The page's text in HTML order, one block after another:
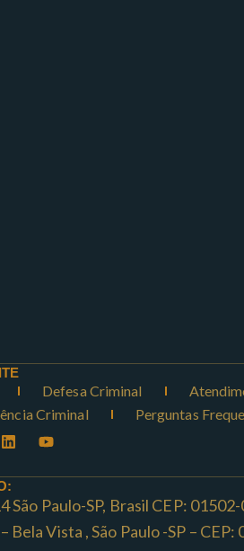
Defesa Criminal
Criminal Perguntas
São Paulo-SP, Brasil CEP:
Bela Vista , São Paulo -SP –